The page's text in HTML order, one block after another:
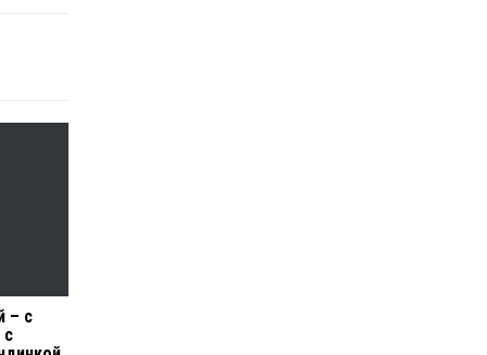
– с
с